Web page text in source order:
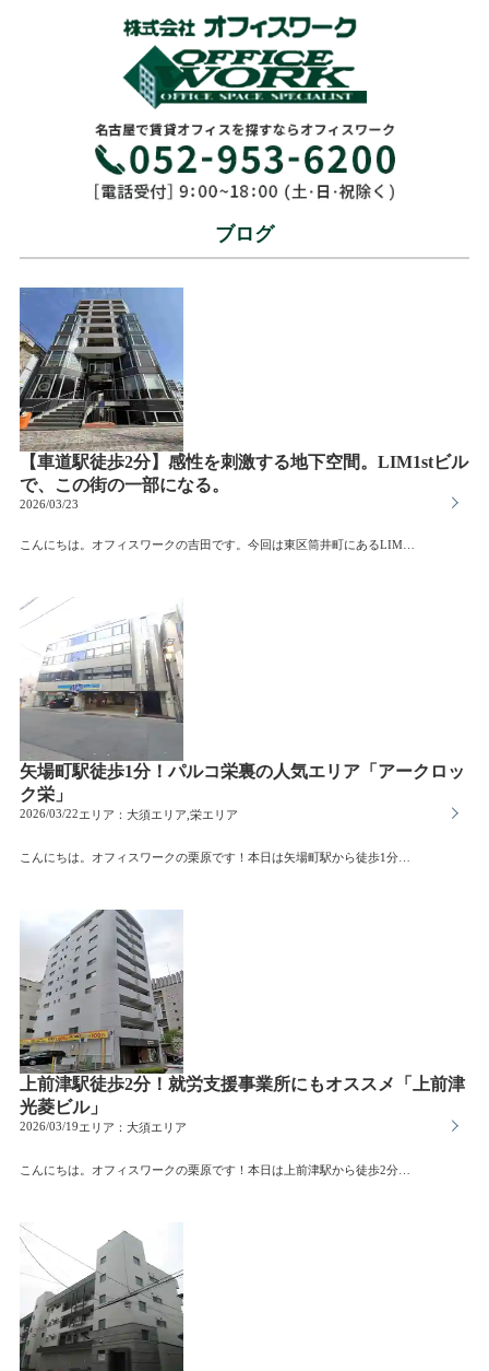
ブログ
【車道駅徒歩2分】感性を刺激する地下空間。LIM1stビル
で、この街の一部になる。
2026/03/23
こんにちは。オフィスワークの吉田です。今回は東区筒井町にあるLIM1stビル（リムファーストビル）をご紹介します。名古屋市東区筒井町。老舗の和菓子店や古き良き商店街の風情が残りつつ、近年ではこだわりのコーヒーショップやハイセンスなビストロ、ギャラリーなどが点在し、「わざわざ訪れたくなる街」として注目を集める車道エリア。そんな温かさと新しさが入り混じる街の入り口に、一際目を引くスタイリッシュな建物があります。それが「LIM1stビル（リムファーストビル）」です。【お勧めポイント①】街の温度を感じながら、駅からわずか2分の贅沢地下鉄桜通線「車道駅」から地上へ上がり、街の活気を肌で感じている間に到着してしまう抜群のアクセス。「駅から近い」という利便性は、スタッフの通勤はもちろん、この街を散策する人々を招き入れる大きな強みになります。【お勧めポイント②】車道では珍しい「地下」という、特別な隠れ家このビルの最大の特徴は、洗練された外観もさることながら、この界隈では極めて珍しい「地下物件」であること。地上階の賑やかさから一歩階段を下りれば、そこには外の喧騒を忘れさせる静寂と、クリエイティビティを刺激するプライベートな空間が広がっています。・外からの視線を気にせず、落ち着いて仕事ができる・クリエイティブ作業や集中したい業務に向いている・音を気にせず使えるため、スタジオ的な使い方も可能用途によっては、地上階にはない魅力を感じられる空間です。筒井町のコミュニティに溶け込む【お勧めポイント③】筒井町のコミュニティに溶け込むLIM1stビルの周辺には、個性的で魅力的な個人商店が数多く並んでいます。仕事の合間に近所のショップで一息ついたり、仕事帰りに話題のビストロに寄ったり。この街には、ただ「働く場所」としてだけでなく、「ここで過ごす時間そのもの」を楽しめる豊かな日常があります。ぜひ一度ご覧いただきたい一軒です。
矢場町駅徒歩1分！パルコ栄裏の人気エリア「アークロッ
ク栄」
2026/03/22エリア： 大須エリア,栄エリア
こんにちは。オフィスワークの栗原です！本日は矢場町駅から徒歩1分にある「アークロック栄」をご紹介します。名古屋のトレンド発信地栄のパルコ裏にあり地下鉄名城線「矢場町駅」から徒歩2分、さらに「上前津駅」も徒歩圏内という都市機能の利便性を凝縮したようなロケーションが魅力です。約144.99㎡（43.86坪）という広々としたフロアは、開放感のある感度の高い顧客をターゲットにしたショールームオフィスとしてオススメです。周辺にはパルコや松坂屋、人気のアパレルショップが立ち並び、街そのものが持つ華やかなエネルギーをビジネスの追い風に変えられる環境です是非お気軽にお問い合わせください。
上前津駅徒歩2分！就労支援事業所にもオススメ「上前津
光菱ビル」
2026/03/19エリア： 大須エリア
こんにちは。オフィスワークの栗原です！本日は上前津駅から徒歩2分にある「上前津光菱（カミマエヅコウリョウ）ビル」をご紹介します。地下鉄名城線・鶴舞線の2路線が利用できる上前津駅から徒歩わずか2分！取引先への移動も、スタッフの通勤も、これ以上ないスムーズさを実現します。3階のワンフロア区画は、30坪以上あるので就労支援事業所をお探しの方に是非オススメしたい物件です。もちろんメインオフィスや大須・上前津エリアでの営業拠点としてもオススメです。駅近という圧倒的な時間効率を手に入れつつ、コストも抑えたい。そんな合理的な選択をしたいビジネスオーナー様に最適です。是非お気軽にお問い合わせください。